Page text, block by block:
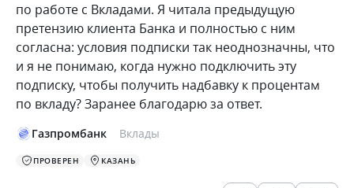
по работе с Вкладами. Я читала предыдущую
претензию клиента Банка и полностью с ним
согласна: условия подписки так неоднозначны, что
и я не понимаю, когда нужно подключить эту
подписку, чтобы получить надбавку к процентам
по вкладу? Заранее благодарю за ответ.
Газпромбанк Вклады
ПРОВЕРЕН КАЗАНЬ